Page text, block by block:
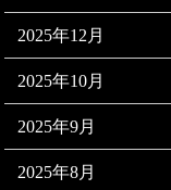
2025年12月
2025年10月
2025年9月
2025年8月